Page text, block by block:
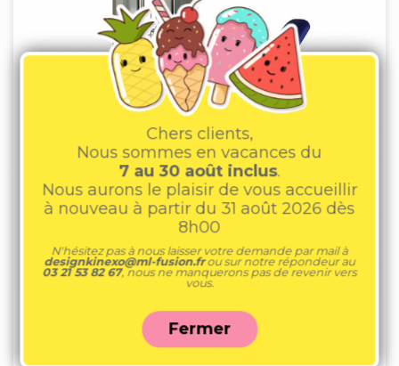
Presse latérale dossier réglable 80, 100 ou 120kg
| PRE752, PRE753 ou PRE754
Chers clients,
Nous sommes en vacances du
7 au 30 août inclus.
Nous aurons le plaisir de vous accueillir
à nouveau à partir du 31 août 2026 dès
8h00
N'hésitez pas à nous laisser votre demande par mail à
designkinexo@ml-fusion.frou sur notre répondeur au
03 21 53 82 67, nous ne manquerons pas de revenir vers
vous.
Fermer